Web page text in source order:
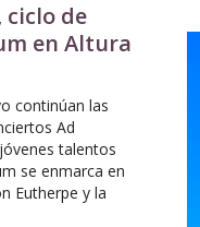
ciclo de
en Altura
continúan las
Ad
talentos
se enmarca en
Eutherpe y la